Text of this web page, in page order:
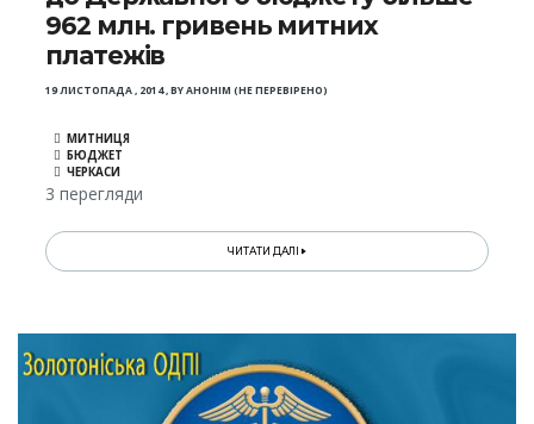
962 млн. гривень митних
платежів
19 ЛИСТОПАДА , 2014,BYАНОНІМ (НЕ ПЕРЕВІРЕНО)
МИТНИЦЯ
БЮДЖЕТ
ЧЕРКАСИ
3 перегляди
ЧИТАТИ ДАЛІ